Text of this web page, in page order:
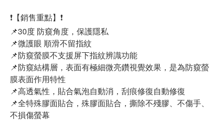
❗【銷售重點】❗
📌30度 防窺角度，保護隱私
📌微護眼 順滑不留指紋
📌防窺螢膜不支援屏下指紋辨識功能
📌防窺結構層，表面有極細微亮鑽視覺效果，是為防窺螢
膜表面作用特性
📌高透氣性，貼合氣泡自動消，刮痕修復自動修復
📌全特殊膠面貼合，殊膠面貼合，撕除不殘膠、不傷手、
不損傷螢幕